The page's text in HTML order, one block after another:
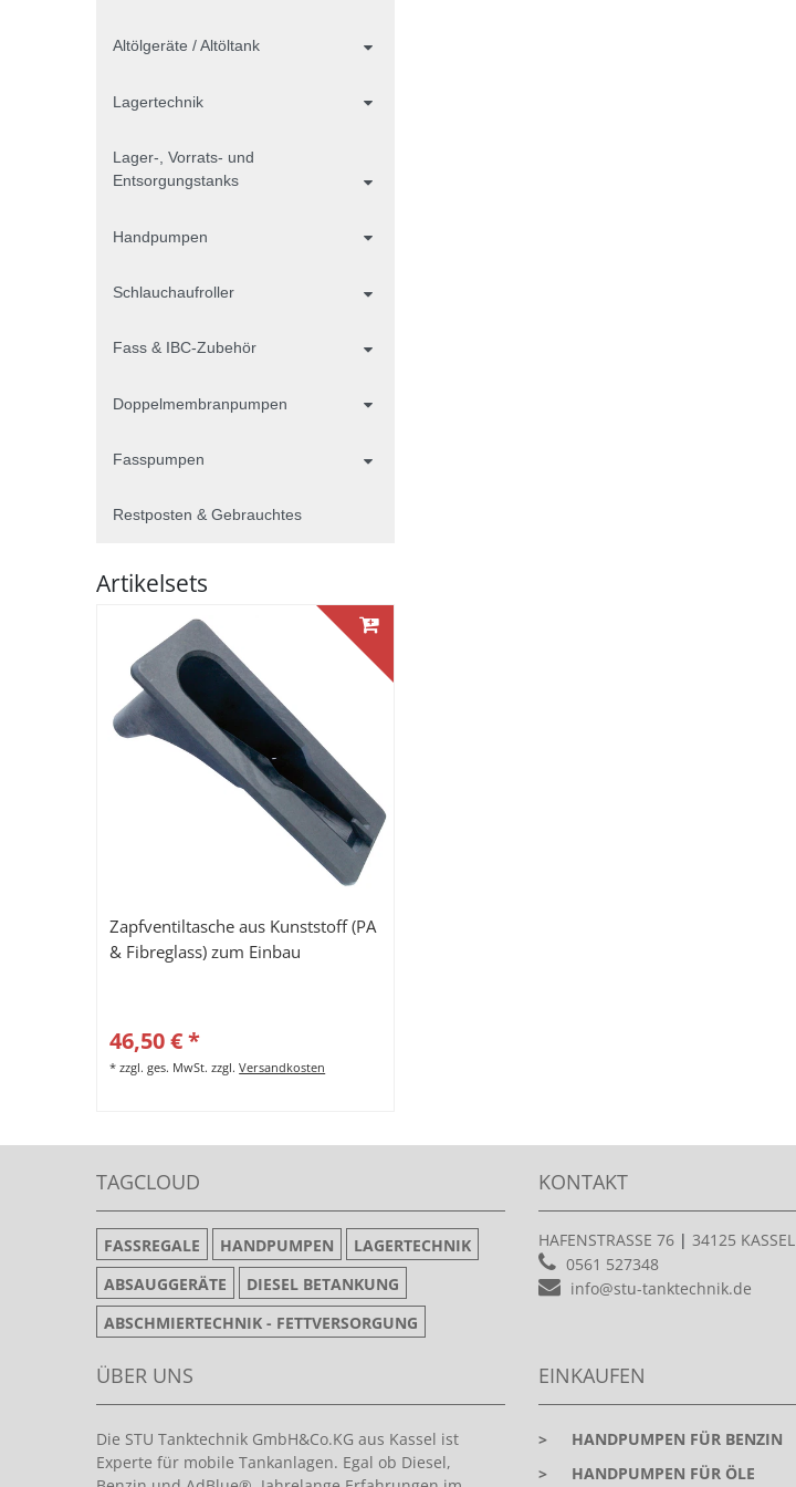
Altölgeräte / Altöltank
Lagertechnik
Lager-, Vorrats- und
Entsorgungstanks
Handpumpen
Schlauchaufroller
Fass & IBC-Zubehör
Doppelmembranpumpen
Fasspumpen
Restposten & Gebrauchtes
Artikelsets
Zapfventiltasche aus Kunststoff (PA
& Fibreglass) zum Einbau
46,50 € *
*zzgl. ges. MwSt. zzgl.Versandkosten
TAGCLOUD
FASSREGALE HANDPUMPEN
LAGERTECHNIK
ABSAUGGERÄTE
DIESEL BETANKUNG
ABSCHMIERTECHNIK - FETTVERSORGUNG
KONTAKT
HAFENSTRASSE 76 | 34125 KASSEL
0561 527348
info@stu-tanktechnik.de
ÜBER UNS
Die STU Tanktechnik GmbH&Co.KG aus Kassel ist
Experte für mobile Tankanlagen. Egal ob Diesel,
EINKAUFEN
>
HANDPUMPEN FÜR BENZIN
>
HANDPUMPEN FÜR ÖLE